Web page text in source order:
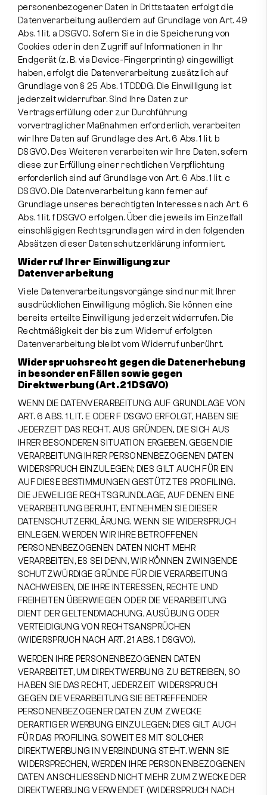
personenbezogener Daten in Drittstaaten erfolgt die
Datenverarbeitung außerdem auf Grundlage von Art. 49
Abs. 1 lit. a DSGVO. Sofern Sie in die Speicherung von
Cookies oder in den Zugriff auf Informationen in Ihr
Endgerät (z. B. via Device-Fingerprinting) eingewilligt
haben, erfolgt die Datenverarbeitung zusätzlich auf
Grundlage von § 25 Abs. 1 TDDDG. Die Einwilligung ist
jederzeit widerrufbar. Sind Ihre Daten zur
Vertragserfüllung oder zur Durchführung
vorvertraglicher Maßnahmen erforderlich, verarbeiten
wir Ihre Daten auf Grundlage des Art. 6 Abs. 1 lit. b
DSGVO. Des Weiteren verarbeiten wir Ihre Daten, sofern
diese zur Erfüllung einer rechtlichen Verpflichtung
erforderlich sind auf Grundlage von Art. 6 Abs. 1 lit. c
DSGVO. Die Datenverarbeitung kann ferner auf
Grundlage unseres berechtigten Interesses nach Art. 6
Abs. 1 lit. f DSGVO erfolgen. Über die jeweils im Einzelfall
einschlägigen Rechtsgrundlagen wird in den folgenden
Absätzen dieser Datenschutzerklärung informiert.
Widerruf Ihrer Einwilligung zur
Datenverarbeitung
Viele Datenverarbeitungsvorgänge sind nur mit Ihrer
ausdrücklichen Einwilligung möglich. Sie können eine
bereits erteilte Einwilligung jederzeit widerrufen. Die
Rechtmäßigkeit der bis zum Widerruf erfolgten
Datenverarbeitung bleibt vom Widerruf unberührt.
Widerspruchsrecht gegen die Datenerhebung
in besonderen Fällen sowie gegen
Direktwerbung (Art. 21 DSGVO)
WENN DIE DATENVERARBEITUNG AUF GRUNDLAGE VON
ART. 6 ABS. 1 LIT. E ODER F DSGVO ERFOLGT, HABEN SIE
JEDERZEIT DAS RECHT, AUS GRÜNDEN, DIE SICH AUS
IHRER BESONDEREN SITUATION ERGEBEN, GEGEN DIE
VERARBEITUNG IHRER PERSONENBEZOGENEN DATEN
WIDERSPRUCH EINZULEGEN; DIES GILT AUCH FÜR EIN
AUF DIESE BESTIMMUNGEN GESTÜTZTES PROFILING.
DIE JEWEILIGE RECHTSGRUNDLAGE, AUF DENEN EINE
VERARBEITUNG BERUHT, ENTNEHMEN SIE DIESER
DATENSCHUTZERKLÄRUNG. WENN SIE WIDERSPRUCH
EINLEGEN, WERDEN WIR IHRE BETROFFENEN
PERSONENBEZOGENEN DATEN NICHT MEHR
VERARBEITEN, ES SEI DENN, WIR KÖNNEN ZWINGENDE
SCHUTZWÜRDIGE GRÜNDE FÜR DIE VERARBEITUNG
NACHWEISEN, DIE IHRE INTERESSEN, RECHTE UND
FREIHEITEN ÜBERWIEGEN ODER DIE VERARBEITUNG
DIENT DER GELTENDMACHUNG, AUSÜBUNG ODER
VERTEIDIGUNG VON RECHTSANSPRÜCHEN
(WIDERSPRUCH NACH ART. 21 ABS. 1 DSGVO).
WERDEN IHRE PERSONENBEZOGENEN DATEN
VERARBEITET, UM DIREKTWERBUNG ZU BETREIBEN, SO
HABEN SIE DAS RECHT, JEDERZEIT WIDERSPRUCH
GEGEN DIE VERARBEITUNG SIE BETREFFENDER
PERSONENBEZOGENER DATEN ZUM ZWECKE
DERARTIGER WERBUNG EINZULEGEN; DIES GILT AUCH
FÜR DAS PROFILING, SOWEIT ES MIT SOLCHER
DIREKTWERBUNG IN VERBINDUNG STEHT. WENN SIE
WIDERSPRECHEN, WERDEN IHRE PERSONENBEZOGENEN
DATEN ANSCHLIESSEND NICHT MEHR ZUM ZWECKE DER
DIREKTWERBUNG VERWENDET (WIDERSPRUCH NACH